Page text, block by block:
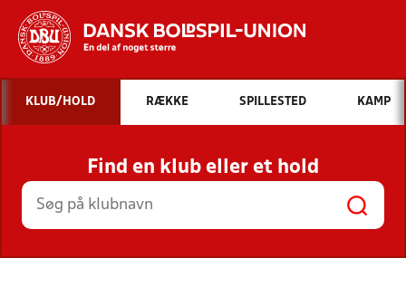
Hvad vil du søge efter?
INDHOLD OG NYHEDER
STILLINGER, RESULTATER, KLUBBER OG
HOLD
KLUB/HOLD RÆKKE SPILLESTED KAMP
Find en klub eller et hold